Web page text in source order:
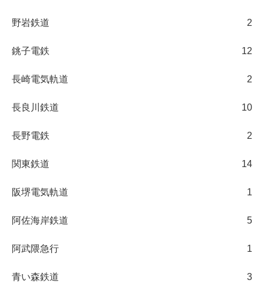
野岩鉄道 2
銚子電鉄 12
長崎電気軌道 2
長良川鉄道 10
長野電鉄 2
関東鉄道 14
阪堺電気軌道 1
阿佐海岸鉄道 5
阿武隈急行 1
青い森鉄道 3